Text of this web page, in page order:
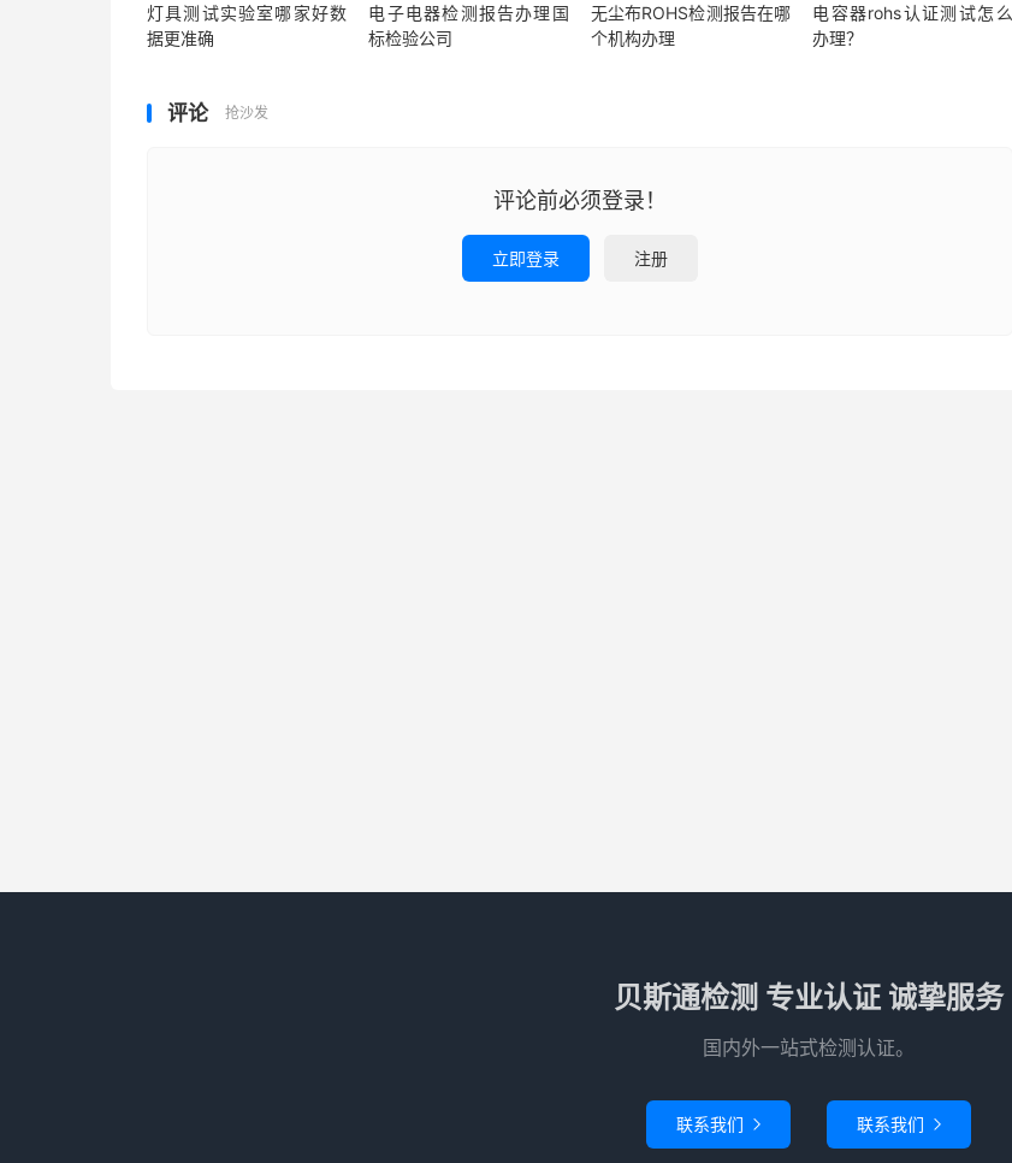
灯具测试实验室哪家好数
据更准确
电子电器检测报告办理国
标检验公司
无尘布ROHS检测报告在哪
个机构办理
电容器rohs认证测试怎么
办理？
评论 抢沙发
评论前必须登录！
立即登录 注册
贝斯通检测 专业认证 诚挚服务
国内外一站式检测认证。
联系我们  联系我们 